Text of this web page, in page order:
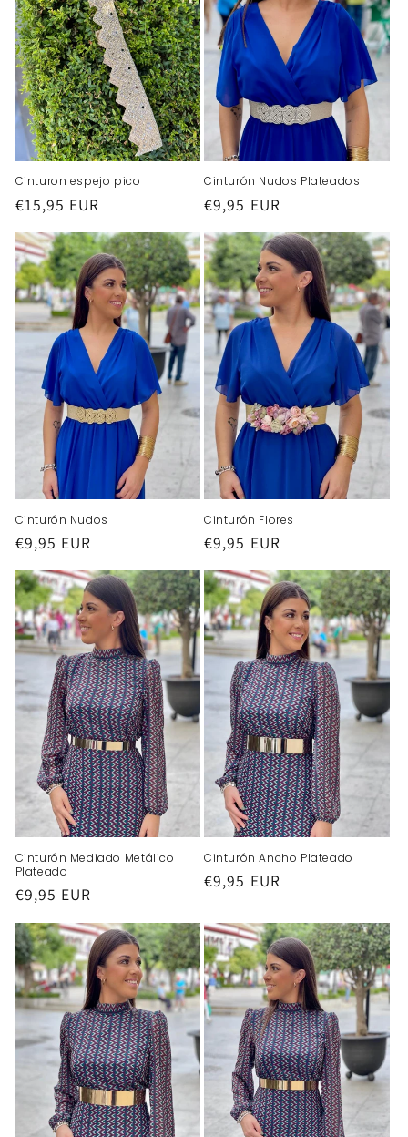
ó
n
:
Cinturon espejo pico
Precio
habitual
€15,95 EUR
Cinturón Nudos Plateados
Precio
habitual
€9,95 EUR
Cinturón Nudos
Precio
habitual
€9,95 EUR
Cinturón Flores
Precio
habitual
€9,95 EUR
Cinturón Mediado Metálico
Plateado
Precio
€9,95 EUR
Cinturón Ancho Plateado
Precio
€9,95 EUR